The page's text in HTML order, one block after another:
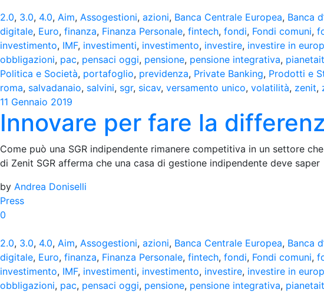
2.0, 3.0, 4.0, Aim, Assogestioni, azioni, Banca Centrale Europea, Banca
digitale, Euro, finanza, Finanza Personale, fintech, fondi, Fondi comuni,
investimento, IMF, investimenti, investimento, investire, investire in
obbligazioni, pac, pensaci oggi, pensione, pensione integrativa,
Politica e Società, portafoglio, previdenza, Private Banking, Prodotti e
roma, salvadanaio, salvini, sgr, sicav, versamento unico, volatilità, zenit,
11 Gennaio 2019
Innovare per fare la
Come può una SGR indipendente rimanere competitiva in un settore
di Zenit SGR afferma che una casa di gestione indipendente deve saper
by Andrea Doniselli
Press
0
2.0, 3.0, 4.0, Aim, Assogestioni, azioni, Banca Centrale Europea, Banca
digitale, Euro, finanza, Finanza Personale, fintech, fondi, Fondi comuni,
investimento, IMF, investimenti, investimento, investire, investire in
obbligazioni, pac, pensaci oggi, pensione, pensione integrativa,